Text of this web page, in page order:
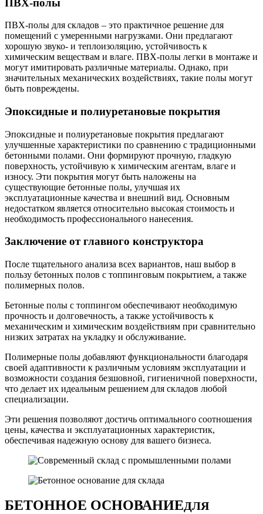
ПВХ-полы для складов – это практичное решение для
помещений с умеренными нагрузками. Они предлагают
хорошую звуко- и теплоизоляцию, устойчивость к
химическим веществам и влаге. ПВХ-полы легки в монтаже и
могут имитировать различные материалы. Однако, при
значительных механических воздействиях, такие полы могут
быть повреждены.
Эпоксидные и полиуретановые покрытия
Эпоксидные и полиуретановые покрытия предлагают
улучшенные характеристики по сравнению с традиционными
бетонными полами. Они формируют прочную, гладкую
поверхность, устойчивую к химическим агентам, влаге и
износу. Эти покрытия могут быть наложены на
существующие бетонные полы, улучшая их
эксплуатационные качества и внешний вид. Основным
недостатком является относительно высокая стоимость и
необходимость профессионального нанесения.
Заключение от главного конструктора
После тщательного анализа всех вариантов, наш выбор в
пользу бетонных полов с топпинговым покрытием, а также
полимерных полов.
Бетонные полы с топпингом обеспечивают необходимую
прочность и долговечность, а также устойчивость к
механическим и химическим воздействиям при сравнительно
низких затратах на укладку и обслуживание.
Полимерные полы добавляют функциональности благодаря
своей адаптивности к различным условиям эксплуатации и
возможности создания безшовной, гигиеничной поверхности,
что делает их идеальным решением для складов любой
специализации.
Эти решения позволяют достичь оптимального соотношения
цены, качества и эксплуатационных характеристик,
обеспечивая надежную основу для вашего бизнеса.
БЕТОННОЕ ОСНОВАНИЕДЛЯ